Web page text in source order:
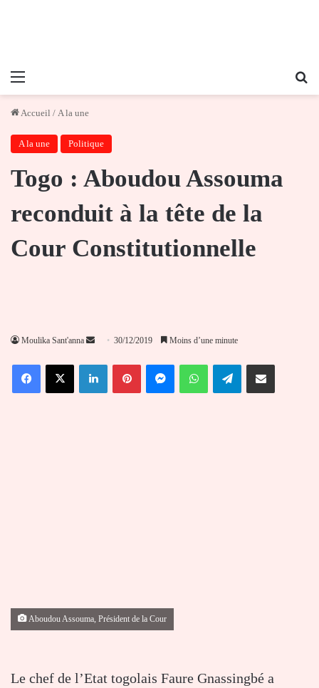
Menu
Accueil / A la une
A la une Politique
Togo : Aboudou Assouma
reconduit à la tête de la
Cour Constitutionnelle
Moulika Sant'anna
Envoyer
courriel
30/12/2019 Moins d’une minute
FacebookX LinkedinPinterestMessengerWhatsAppTelegramPartager par email
Aboudou Assouma, Président de la Cour
Le chef de l’Etat togolais Faure Gnassingbé a